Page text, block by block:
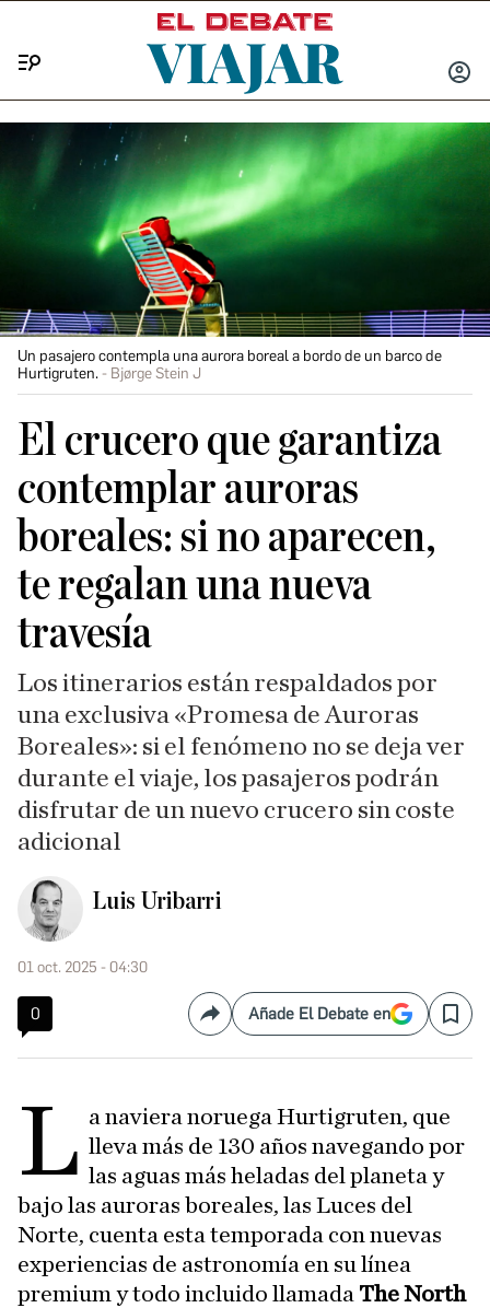
INICIAR
Un pasajero contempla una aurora boreal a bordo de un barco de
Hurtigruten.
Bjørge Stein J
El crucero que garantiza
contemplar auroras
boreales: si no aparecen,
te regalan una nueva
travesía
Los itinerarios están respaldados por
una exclusiva «Promesa de Auroras
Boreales»: si el fenómeno no se deja ver
durante el viaje, los pasajeros podrán
disfrutar de un nuevo crucero sin coste
adicional
Luis Uribarri
01 oct. 2025 - 04:30
0 CompartirAñade El Debate en Save
L a naviera noruega Hurtigruten, que
lleva más de 130 años navegando por
las aguas más heladas del planeta y
bajo las auroras boreales, las Luces del
Norte, cuenta esta temporada con nuevas
experiencias de astronomía en su línea
premium y todo incluido llamada The North